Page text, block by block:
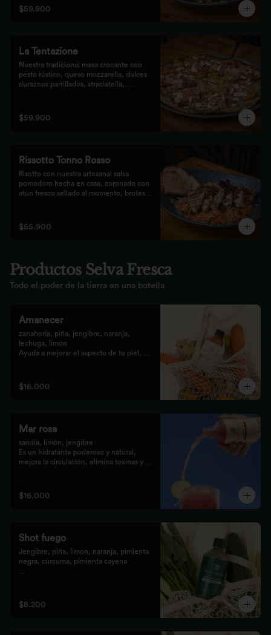
finalizada con bastones de pan de masa
madre al grill.
$59.900
La Tentazione
Nuestra tradicional masa crocante con
pesto rústico, queso mozzarella, dulces
duraznos parrillados, straciatella,
$59.900
Rissotto Tonno Rosso
Risotto con nuestra artesanal salsa
pomodoro hecha en casa, coronado con
atún fresco sellado al momento, brotes
grill.
$55.900
Productos Selva Fresca
Todo el poder de la tierra en una botella
Amanecer
zanahoria, piña, jengibre, naranja,
lechuga, limón
Ayuda a mejorar el aspecto de tu piel,
celular
$16.000
Mar rosa
sandia, limón, jengibre
Es un hidratante poderoso y natural,
mejora la circulación, elimina toxinas y
$16.000
Shot fuego
Jengibre, piña, limón, naranja, pimienta
negra, cúrcuma, pimienta cayena
inflamación del organismo.
recomendamos tomarlo solo con soda o
$8.200